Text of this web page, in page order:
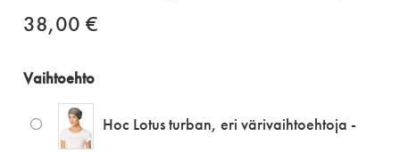
38,00 €
Vaihtoehto
Hoc Lotus turban, eri värivaihtoehtoja -